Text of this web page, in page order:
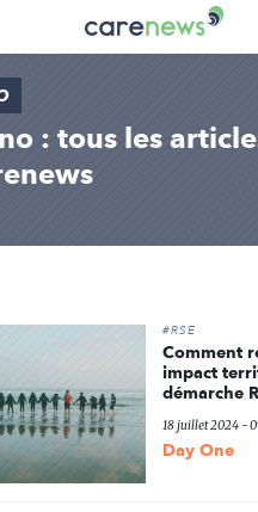
Carenews,
Le
acteurs
l'engagement
: tous les
#RSE
Comment
impact
démarche
18 juillet 2024 -
Day One